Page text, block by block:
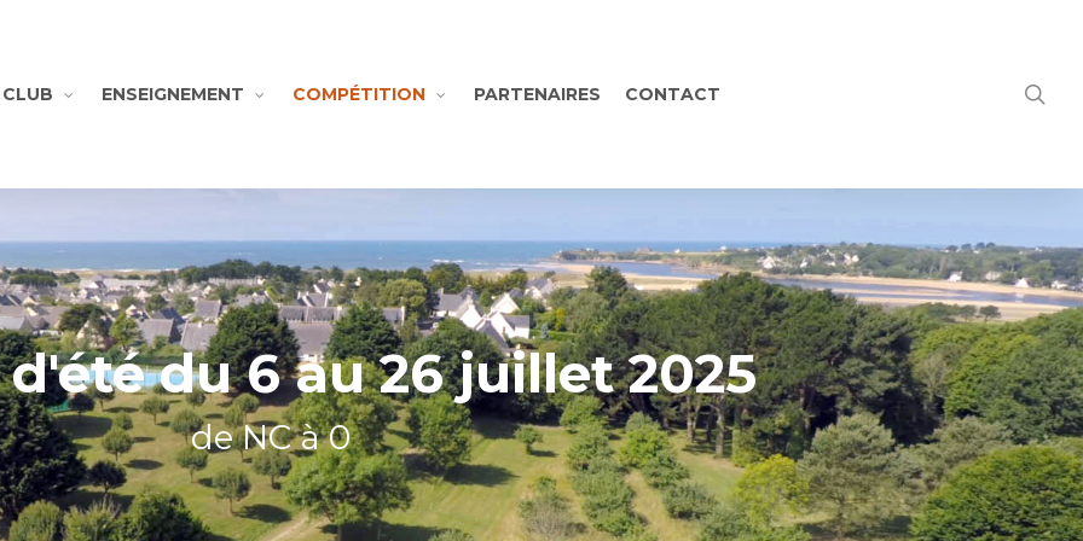
CLUB ENSEIGNEMENT COMPÉTITION PARTENAIRES CONTACT
du 6 au 26 juillet 2025
de NC à 0